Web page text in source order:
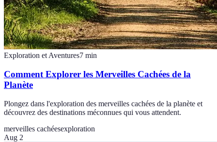
Exploration et Aventures7 min
Comment Explorer les Merveilles Cachées de la
Planète
Plongez dans l'exploration des merveilles cachées de la planète et
découvrez des destinations méconnues qui vous attendent.
merveilles cachéesexploration
Aug 2